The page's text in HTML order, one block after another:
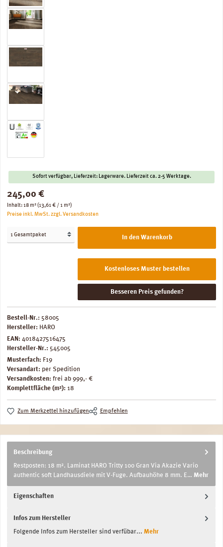
Sofort verfügbar, Lieferzeit: Lagerware. Lieferzeit ca. 2-5 Werktage.
Regulärer Preis:
245,00 €
Inhalt:18 m²(13,61 € / 1 m²)
Preise inkl. MwSt. zzgl. Versandkosten
In den Warenkorb
Kostenloses Muster bestellen
Besseren Preis gefunden?
Bestell-Nr.: 58005
Hersteller: HARO
EAN: 4018427516475
Hersteller-Nr.: 545005
Musterfach: F19
Versandart: per Spedition
Versandkosten: frei ab 999,- €
Komplettfläche (m²): 18
Zum Merkzettel hinzufügen Empfehlen
Beschreibung
Restposten: 18 m². Laminat HARO Tritty 100 Gran Via Akazie Vario
authentic soft Landhausdiele mit V-Fuge. Aufbauhöhe 8 mm. E… Mehr
Eigenschaften
Infos zum Hersteller
Folgende Infos zum Hersteller sind verfübar... Mehr